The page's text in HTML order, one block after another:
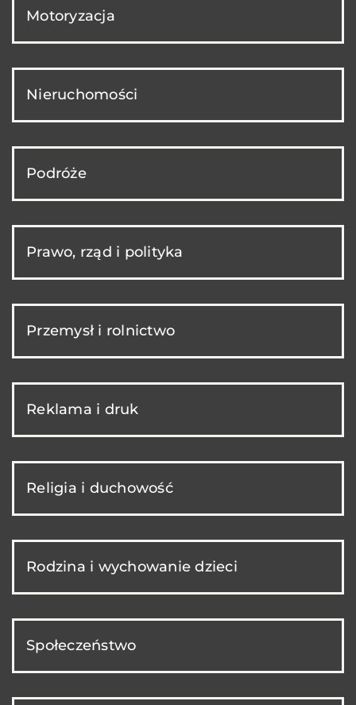
Motoryzacja
Nieruchomości
Podróże
Prawo, rząd i polityka
Przemysł i rolnictwo
Reklama i druk
Religia i duchowość
Rodzina i wychowanie dzieci
Społeczeństwo